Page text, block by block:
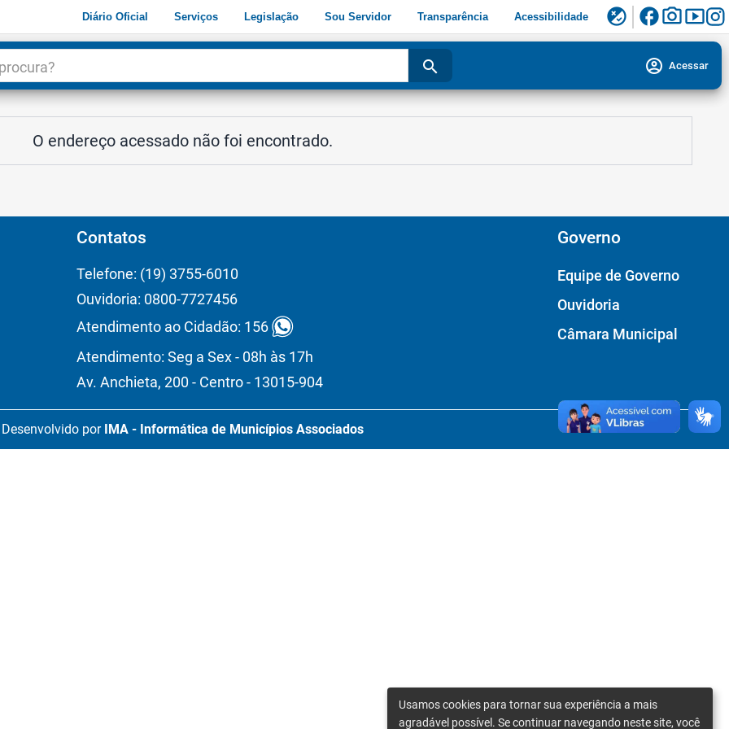
Diário Oficial Serviços Legislação Sou Servidor Transparência Acessibilidade flaky facebookphoto_camerasmart_display
search account_circle Acessar
O endereço acessado não foi encontrado.
Contatos
Telefone: (19) 3755-6010
Ouvidoria: 0800-7727456
Atendimento ao Cidadão: 156
Atendimento: Seg a Sex - 08h às 17h
Av. Anchieta, 200 - Centro - 13015-904
Governo
Equipe de Governo
Ouvidoria
Câmara Municipal
Desenvolvido por IMA - Informática de Municípios Associados
Usamos cookies para tornar sua experiência a mais
agradável possível. Se continuar navegando neste site, você